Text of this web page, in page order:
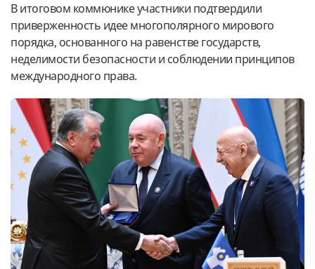
В итоговом коммюнике участники подтвердили
приверженность идее многополярного мирового
порядка, основанного на равенстве государств,
неделимости безопасности и соблюдении принципов
международного права.